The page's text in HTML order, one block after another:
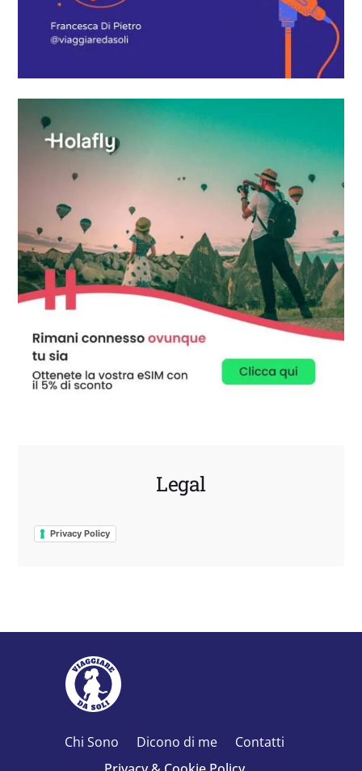
Legal
Privacy Policy
Chi Sono Dicono di me
Contatti